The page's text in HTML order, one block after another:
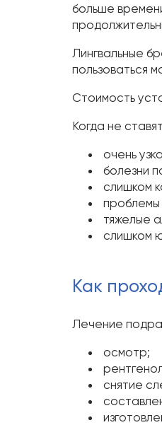
больше
Лингвальные
пользоваться
Стоимость
Когда не
очень
болезни
слишком
тяжелые
слишком
Как
Лечение
осмотр;
снятие